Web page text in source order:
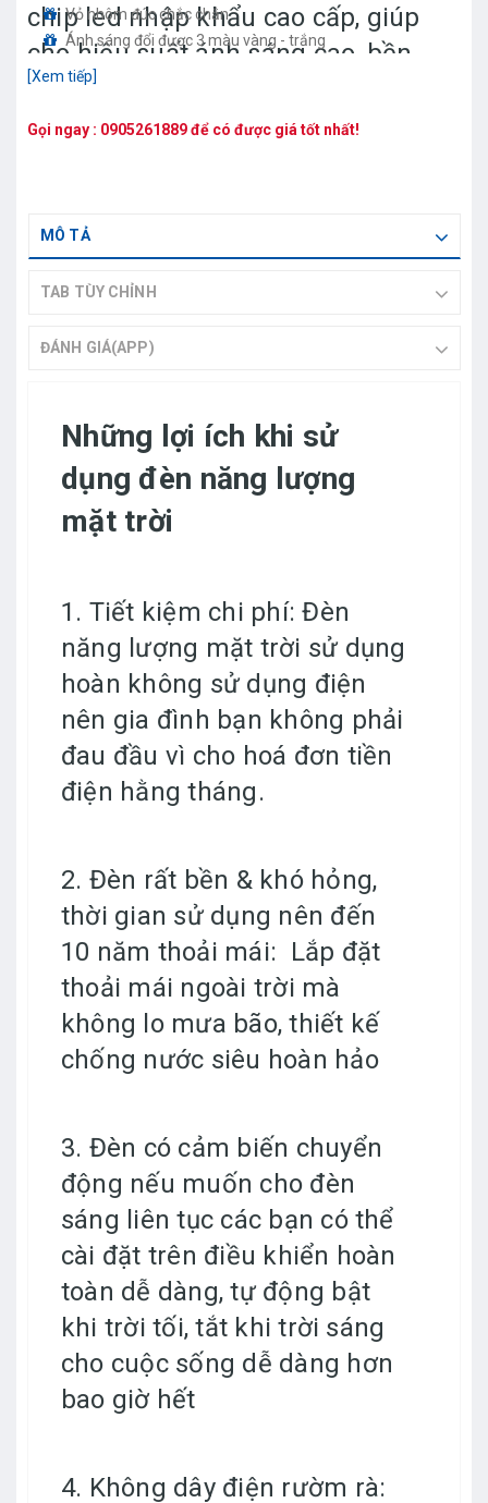
chip led nhập khẩu cao cấp, giúp
cho hiệu suất ánh sáng cao, bền
màu, và ít hao tốn điện năng.
Vỏ nhôm đúc chắc chắn
Ánh sáng đổi được 3 màu vàng - trắng
[Xem tiếp]
Gọi ngay : 0905261889để có được giá tốt nhất!
MÔ TẢ
TAB TÙY CHỈNH
ĐÁNH GIÁ(APP)
Những lợi ích khi sử
dụng đèn năng lượng
mặt trời
1. Tiết kiệm chi phí: Đèn
năng lượng mặt trời sử dụng
hoàn không sử dụng điện
nên gia đình bạn không phải
đau đầu vì cho hoá đơn tiền
điện hằng tháng.
2. Đèn rất bền & khó hỏng,
thời gian sử dụng nên đến
10 năm thoải mái: Lắp đặt
thoải mái ngoài trời mà
không lo mưa bão, thiết kế
chống nước siêu hoàn hảo
3. Đèn có cảm biến chuyển
động nếu muốn cho đèn
sáng liên tục các bạn có thể
cài đặt trên điều khiển hoàn
toàn dễ dàng, tự động bật
khi trời tối, tắt khi trời sáng
cho cuộc sống dễ dàng hơn
bao giờ hết
4. Không dây điện rườm rà: